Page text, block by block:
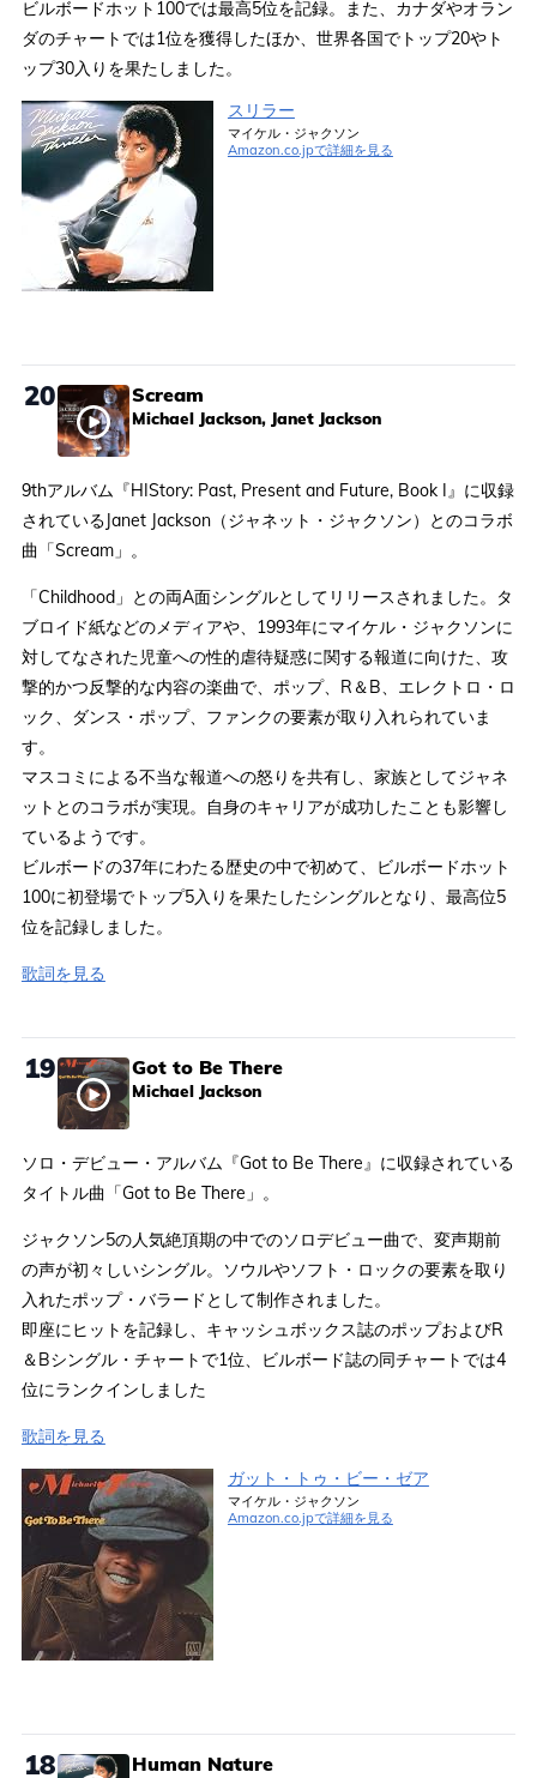
ビルボードホット100では最高5位を記録。また、カナダやオラン
ダのチャートでは1位を獲得したほか、世界各国でトップ20やト
ップ30入りを果たしました。
スリラー
マイケル・ジャクソン
Amazon.co.jpで詳細を見る
20 Scream
Michael Jackson, Janet Jackson
9thアルバム『HIStory: Past, Present and Future, Book I』に収録
されているJanet Jackson（ジャネット・ジャクソン）とのコラボ
曲「Scream」。
「Childhood」との両A面シングルとしてリリースされました。タ
ブロイド紙などのメディアや、1993年にマイケル・ジャクソンに
対してなされた児童への性的虐待疑惑に関する報道に向けた、攻
撃的かつ反撃的な内容の楽曲で、ポップ、R＆B、エレクトロ・ロ
ック、ダンス・ポップ、ファンクの要素が取り入れられていま
す。
マスコミによる不当な報道への怒りを共有し、家族としてジャネ
ットとのコラボが実現。自身のキャリアが成功したことも影響し
ているようです。
ビルボードの37年にわたる歴史の中で初めて、ビルボードホット
100に初登場でトップ5入りを果たしたシングルとなり、最高位5
位を記録しました。
歌詞を見る
19 Got to Be There
Michael Jackson
ソロ・デビュー・アルバム『Got to Be There』に収録されている
タイトル曲「Got to Be There」。
ジャクソン5の人気絶頂期の中でのソロデビュー曲で、変声期前
の声が初々しいシングル。ソウルやソフト・ロックの要素を取り
入れたポップ・バラードとして制作されました。
即座にヒットを記録し、キャッシュボックス誌のポップおよびR
＆Bシングル・チャートで1位、ビルボード誌の同チャートでは4
位にランクインしました
歌詞を見る
ガット・トゥ・ビー・ゼア
マイケル・ジャクソン
Amazon.co.jpで詳細を見る
18 Human Nature